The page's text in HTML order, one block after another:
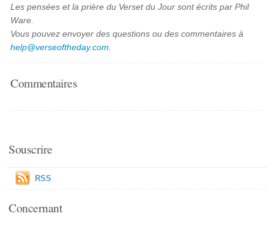
Les pensées et la prière du Verset du Jour sont écrits par Phil
Ware.
Vous pouvez envoyer des questions ou des commentaires à
help@verseoftheday.com
Commentaires
Souscrire
RSS
Concernant